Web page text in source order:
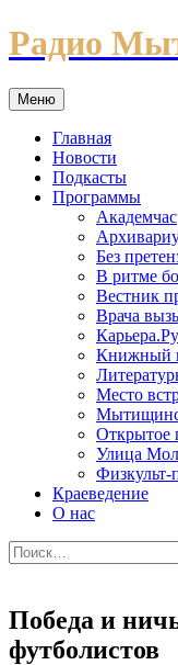
Перейти
к
Радио
Меню
Главная
Новости
Подкасты
Программы
Академчас
Без
В ритме
Вестник
Врача
Карьера.Ру
Книжный
Место
Открытое
Улица
Физкульт-
Краеведение
О нас
Найти:
Победа и
футболистов